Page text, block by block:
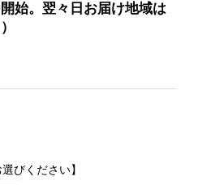
始。翌々日お届け地域は
びください】